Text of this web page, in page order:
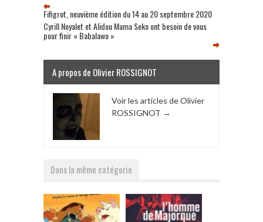
Fifigrot, neuvième édition du 14 au 20 septembre 2020
Cyrill Noyalet et Alidou Mama Seko ont besoin de vous
pour finir « Babalawo »
A propos de Olivier ROSSIGNOT
Voir les articles de Olivier
ROSSIGNOT →
Dans la même catégorie